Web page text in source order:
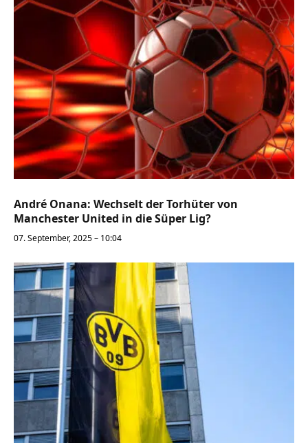
André Onana: Wechselt der Torhüter von
Manchester United in die Süper Lig?
07. September, 2025 – 10:04